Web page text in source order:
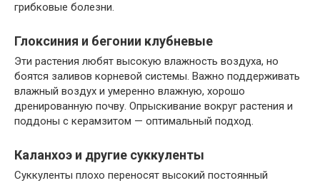
грибковые болезни.
Глоксиния и бегонии клубневые
Эти растения любят высокую влажность воздуха, но
боятся заливов корневой системы. Важно поддерживать
влажный воздух и умеренно влажную, хорошо
дренированную почву. Опрыскивание вокруг растения и
поддоны с керамзитом — оптимальный подход.
Каланхоэ и другие суккуленты
Суккуленты плохо переносят высокий постоянный